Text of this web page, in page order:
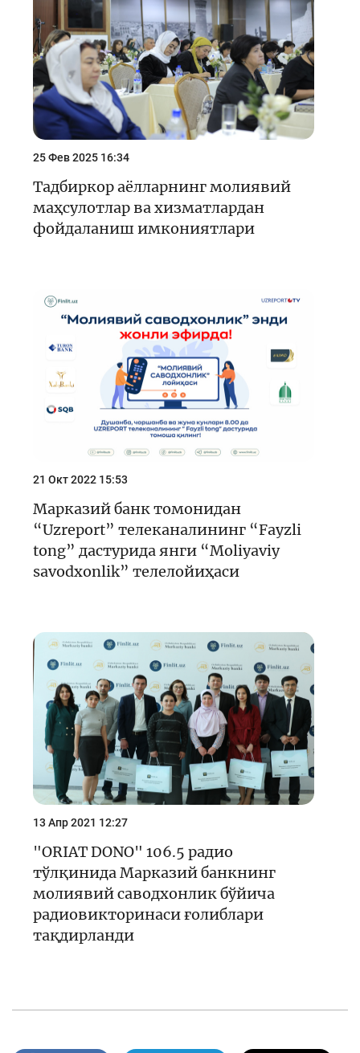
Кейс-чемпионат
Тренинглар ва семинарлар
Finlit.uz янгиликлари
ОАВда лойиҳалар
Ўқув материаллари
Интерактив хизматлар
Фотогалерея
Лойиҳа ҳақида
Сайт харитаси
25 Фев 2025 16:34
Тадбиркор аёлларнинг молиявий
маҳсулотлар ва хизматлардан
фойдаланиш имкониятлари
21 Окт 2022 15:53
Марказий банк томонидан
“Uzreport” телеканалининг “Fayzli
tong” дастурида янги “Moliyaviy
savodxonlik” телелойиҳаси
13 Апр 2021 12:27
"ORIAT DONO" 106.5 радио
тўлқинида Марказий банкнинг
молиявий саводхонлик бўйича
радиовикторинаси ғолиблари
тақдирланди